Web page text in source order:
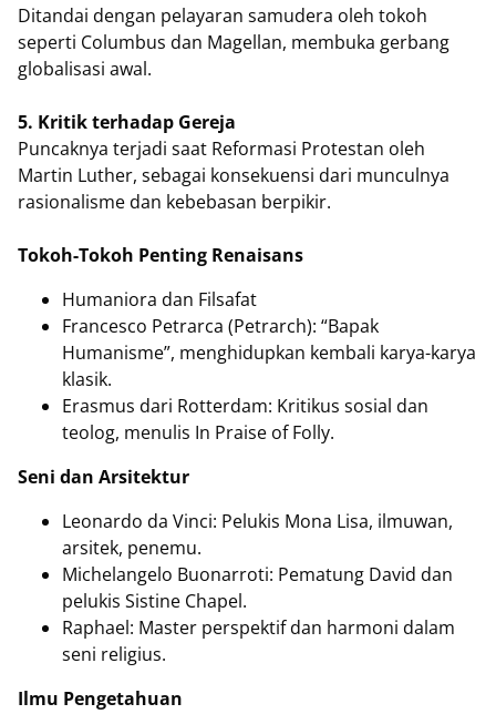
Ditandai dengan pelayaran samudera oleh tokoh
seperti Columbus dan Magellan, membuka gerbang
globalisasi awal.
5. Kritik terhadap Gereja
Puncaknya terjadi saat Reformasi Protestan oleh
Martin Luther, sebagai konsekuensi dari munculnya
rasionalisme dan kebebasan berpikir.
Tokoh-Tokoh Penting Renaisans
Humaniora dan Filsafat
Francesco Petrarca (Petrarch): “Bapak
Humanisme”, menghidupkan kembali karya-karya
klasik.
Erasmus dari Rotterdam: Kritikus sosial dan
teolog, menulis In Praise of Folly.
Seni dan Arsitektur
Leonardo da Vinci: Pelukis Mona Lisa, ilmuwan,
arsitek, penemu.
Michelangelo Buonarroti: Pematung David dan
pelukis Sistine Chapel.
Raphael: Master perspektif dan harmoni dalam
seni religius.
Ilmu Pengetahuan